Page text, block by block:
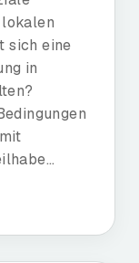
sich eine
in